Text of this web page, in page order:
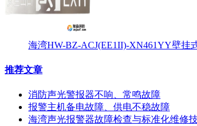
海湾HW-BZ-ACJ(EE1II)-XN461YY壁挂
推荐文章
消防声光警报器不响、常鸣故障
报警主机备电故障、供电不稳故障
海湾声光报警器故障检查与标准化维修